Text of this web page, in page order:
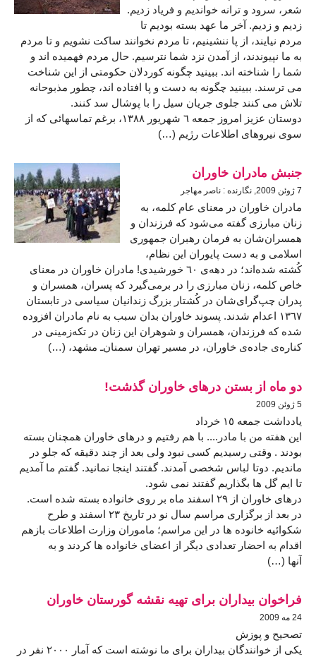
شعر، سرود و ترانه خواندیم و فریاد زدیم.
زدیم و زدیم. آخر ما عهد بسته بودیم تا
مردم نیایند، از پا ننشینیم، تا مردم نخوانند ساکت نشویم و تا مردم
به ما نپیوندند، از آمدن نزد شما نترسیم. حال مردم فهمیده اند و
شما را شناخته اند. ببینید چگونه کوردلان حکومتی از این شناخت
می ترسند. ببینید چگونه به دست و پا افتاده اند، چطور مذبوحانه
تلاش می کنند جلوی جریان سیل را با پوشال سد کنند.
دوستان عزیز امروز جمعه ٦ شهریور ١٣٨٨، برغم تماسهائی که از
سوی نیروهای اطلاعات رژیم (…)
جنبش مادران خاوران
7 ژوئن 2009, نگارنده : ناصر مهاجر
مادران خاوران در معناى عام كلمه، به
زنان مبارزى گفته مى‌شود كه فرزندان و
همسران‌شان به فرمان رهبران جمهورى
اسلامى و به دست پايوران اين نظام،
كُشته شد‌ه‌اند؛ در دهه‌ى ٦٠ خورشيدى! مادران خاوران در معناى
خاص كلمه، زنان مبارزى را در برمى‌گيرد كه پسران، همسران و
پدران چپ‌گرا‌ى‌شان در کُشتار بزرگ زندانیان سياسى در تابستان
١٣٦٧ اعدام شدند. پسوند خاوران بدان سبب به نام مادران افزوده
شده كه فرزندان، همسران و شوهرا‌ن‌ اين زنان در تكه‌زمينى در
كناره‌ى جاده‌ى خاوران، در مسیر تهران‌ سمنان‌ـ مشهد، (…)
دو ماه از بستن درهای خاوران گذشت!
5 ژوئن 2009
یادداشت جمعه ١٥ خرداد
این هفته من با مادر.... با هم رفتیم و درهای خاوران همچنان بسته
بودند . وقتی رسیدیم کسی نبود ولی بعد از چند دقیقه که جلو در
ماندیم. دوتا لباس شخصی آمدند. گفتند اینجا نمانید. گفتم ما آمدیم
تا ایم گل ها بگذاریم گفتند نمی شود.
درهای خاوران از ٢٩ اسفند ماه بر روی خانواده بسته شده است.
در بعد از برگزاری مراسم سال نو در تاریخ ٢٣ اسفند و طرح
شکوائیه خانوده ها در این مراسم؛ ماموران وزارت اطلاعات بازهم
اقدام به احضار تعدادی دیگر از اعضای خانواده ها کردند و به
آنها (…)
فراخوان بیداران برای تهیه نقشه گورستان خاوران
24 مه 2009
تصحیح و پوزش
یکی از خوانندگان بیداران برای ما نوشته است که آمار ٢٠٠٠ نفر در